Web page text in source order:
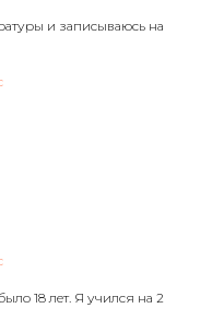
и записываюсь на
18 лет. Я учился на 2